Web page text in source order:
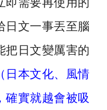
日文一事丟至腦
把日文變厲害的
（日本文化、風情
確實就越會被吸